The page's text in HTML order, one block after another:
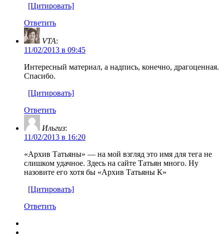
[Цитировать]
Ответить
VTA:
11/02/2013 в 09:45
Интересный материал, а надпись, конечно, драгоценная.
Спасибо.
[Цитировать]
Ответить
Ильгиз:
11/02/2013 в 16:20
«Архив Татьяны» — на мой взгляд это имя для тега не
слишком удачное. Здесь на сайте Татьян много. Ну
назовите его хотя бы «Архив Татьяны К»
[Цитировать]
Ответить